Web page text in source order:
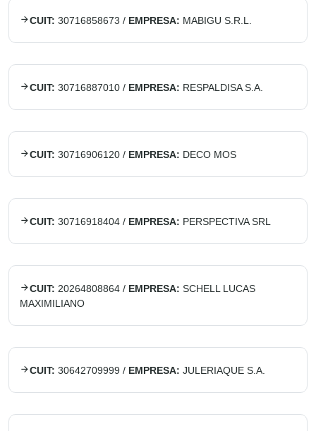
CUIT: 30716858673 / EMPRESA: MABIGU S.R.L.
CUIT: 30716887010 / EMPRESA: RESPALDISA S.A.
CUIT: 30716906120 / EMPRESA: DECO MOS
CUIT: 30716918404 / EMPRESA: PERSPECTIVA SRL
CUIT: 20264808864 / EMPRESA: SCHELL LUCAS
MAXIMILIANO
CUIT: 30642709999 / EMPRESA: JULERIAQUE S.A.